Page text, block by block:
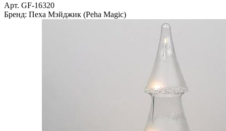
Арт. GF-16320
Бренд: Пеха Мэйджик (Peha Magic)